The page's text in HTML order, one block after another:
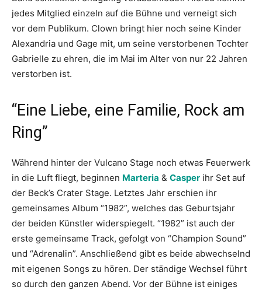
jedes Mitglied einzeln auf die Bühne und verneigt sich
vor dem Publikum. Clown bringt hier noch seine Kinder
Alexandria und Gage mit, um seine verstorbenen Tochter
Gabrielle zu ehren, die im Mai im Alter von nur 22 Jahren
verstorben ist.
“Eine Liebe, eine Familie, Rock am
Ring”
Während hinter der Vulcano Stage noch etwas Feuerwerk
in die Luft fliegt, beginnen Marteria & Casper ihr Set auf
der Beck’s Crater Stage. Letztes Jahr erschien ihr
gemeinsames Album “1982”, welches das Geburtsjahr
der beiden Künstler widerspiegelt. “1982” ist auch der
erste gemeinsame Track, gefolgt von “Champion Sound”
und “Adrenalin”. Anschließend gibt es beide abwechselnd
mit eigenen Songs zu hören. Der ständige Wechsel führt
so durch den ganzen Abend. Vor der Bühne ist einiges